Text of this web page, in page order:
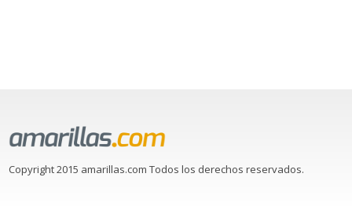
Copyright 2015 amarillas.com Todos los derechos reservados.